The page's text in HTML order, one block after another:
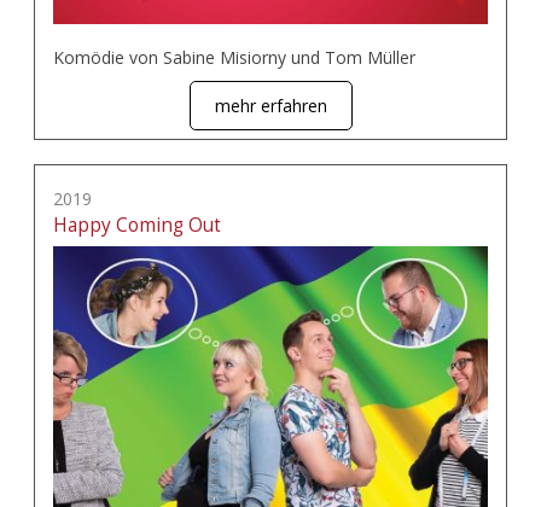
Komödie von Sabine Misiorny und Tom Müller
mehr erfahren
2019
Happy Coming Out